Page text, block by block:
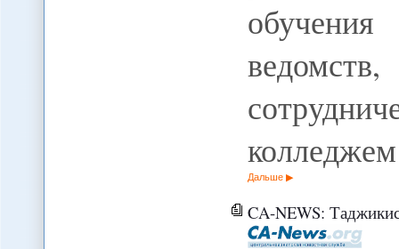
Дальше
CA-NEWS: